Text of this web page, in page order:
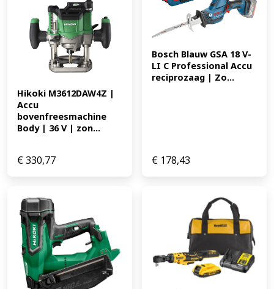
* Cap. Boorcapaciteit in metselwerk 13 mm * Volt
(spanning) 18 V * Type motor BL-motor * Afm. lxbxh
157 x 81 x 248 mm * Softgrip ja * Asblokkering ja * Var.
toerenregeling (schakelaar) EAN: 0088381744232 373.88
Hikoki M3612DAW4Z |
Accu
bovenfreesmachine
Body | 36 V | zon...
€330,77
Bosch Blauw GSA 18 V-
LI C Professional Accu
reciprozaag | Zo...
€ 178,43